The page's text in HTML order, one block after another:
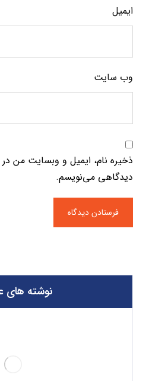
ایمیل
وب‌ سایت
ذخیره نام، ایمیل و وبسایت من در
دیدگاهی می‌نویسم.
نوشته های